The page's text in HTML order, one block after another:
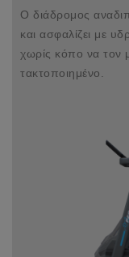
Ο διάδρομος
και ασφαλίζει με
χωρίς κόπο να τον
τακτοποιημένο.